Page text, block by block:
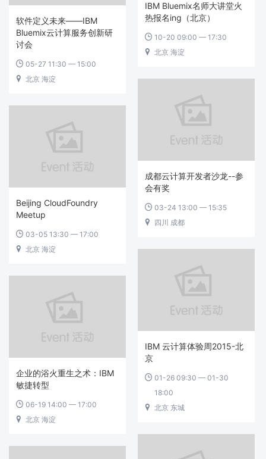
IBM Bluemix名师大讲堂火
热报名ing（北京）
 10-20 09:00 — 17:30
 北京 海淀
软件定义未来——IBM
Bluemix云计算服务创新研
讨会
 05-27 11:30 — 15:00
 北京 海淀
成都云计算开发者沙龙--参
会有奖
 03-24 13:00 — 15:35
 四川 成都
Beijing CloudFoundry
Meetup
 03-05 13:30 — 17:00
 北京 海淀
IBM 云计算体验周2015-北
京
 01-26 09:30 — 01-30
18:00
 北京 东城
企业的浴火重生之术：IBM
敏捷转型
 06-19 14:00 — 17:00
 北京 海淀